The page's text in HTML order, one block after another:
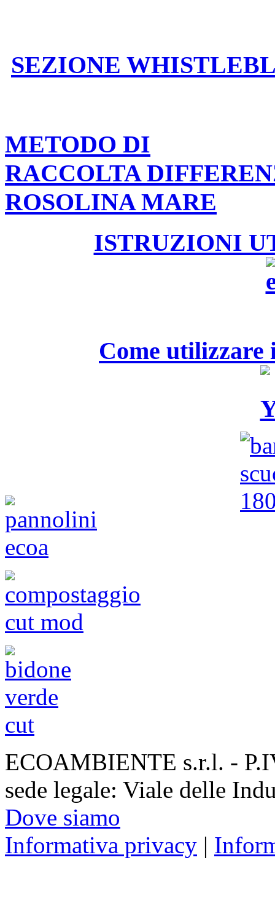
SEZIONE
METODO DI
RACCOLTA
ROSOLINA MARE
ISTRUZIONI
Come utilizzare
ECOAMBIENTE s.r.l. -
sede legale: Viale delle
Dove siamo
Informativa privacy |